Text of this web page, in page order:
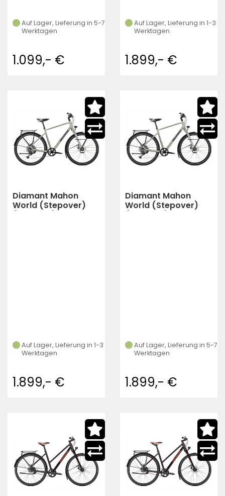
Auf Lager, Lieferung in 5-7
Werktagen
1.099,- €
Auf Lager, Lieferung in 1-3
Werktagen
1.899,- €
Diamant Mahon
World (Stepover)
Auf Lager, Lieferung in 1-3
Werktagen
1.899,- €
Diamant Mahon
World (Stepover)
Auf Lager, Lieferung in 5-7
Werktagen
1.899,- €